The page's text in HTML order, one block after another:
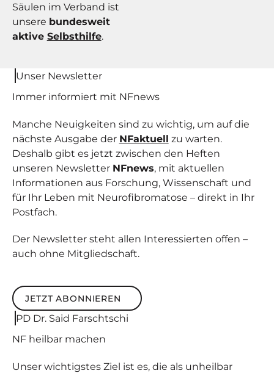
Säulen im Verband ist
unsere bundesweit
aktive Selbsthilfe.
Unser Newsletter
Immer informiert mit NFnews
Manche Neuigkeiten sind zu wichtig, um auf die
nächste Ausgabe der NFaktuell zu warten.
Deshalb gibt es jetzt zwischen den Heften
unseren Newsletter NFnews, mit aktuellen
Informationen aus Forschung, Wissenschaft und
für Ihr Leben mit Neurofibromatose – direkt in Ihr
Postfach.
Der Newsletter steht allen Interessierten offen –
auch ohne Mitgliedschaft.
Jetzt abonnieren
JETZT ABONNIEREN
PD Dr. Said Farschtschi
NF heilbarmachen
Unser wichtigstes Ziel ist es, die als unheilbar